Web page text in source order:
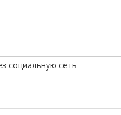
социальную сеть